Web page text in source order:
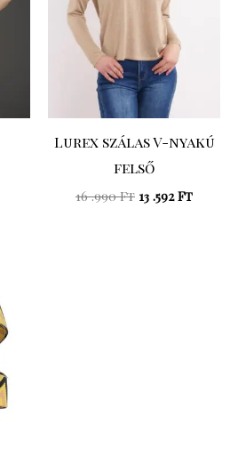
Lurex szálas V-nyakú
felső
16 .990Ft 13 .592Ft